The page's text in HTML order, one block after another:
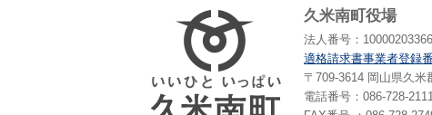
久米南町役場
法人番号：
適格請求書事業者登録
〒709-3614 岡山県久米
電話番号：086-728-